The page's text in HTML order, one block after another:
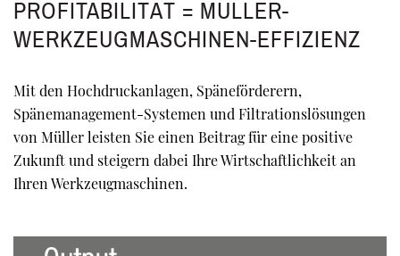
PROFITABILITÄT = MÜLLER-
WERKZEUGMASCHINEN-EFFIZIENZ
Mit den Hochdruckanlagen, Späneförderern,
Spänemanagement-Systemen und Filtrationslösungen
von Müller leisten Sie einen Beitrag für eine positive
Zukunft und steigern dabei Ihre Wirtschaftlichkeit an
Ihren Werkzeugmaschinen.